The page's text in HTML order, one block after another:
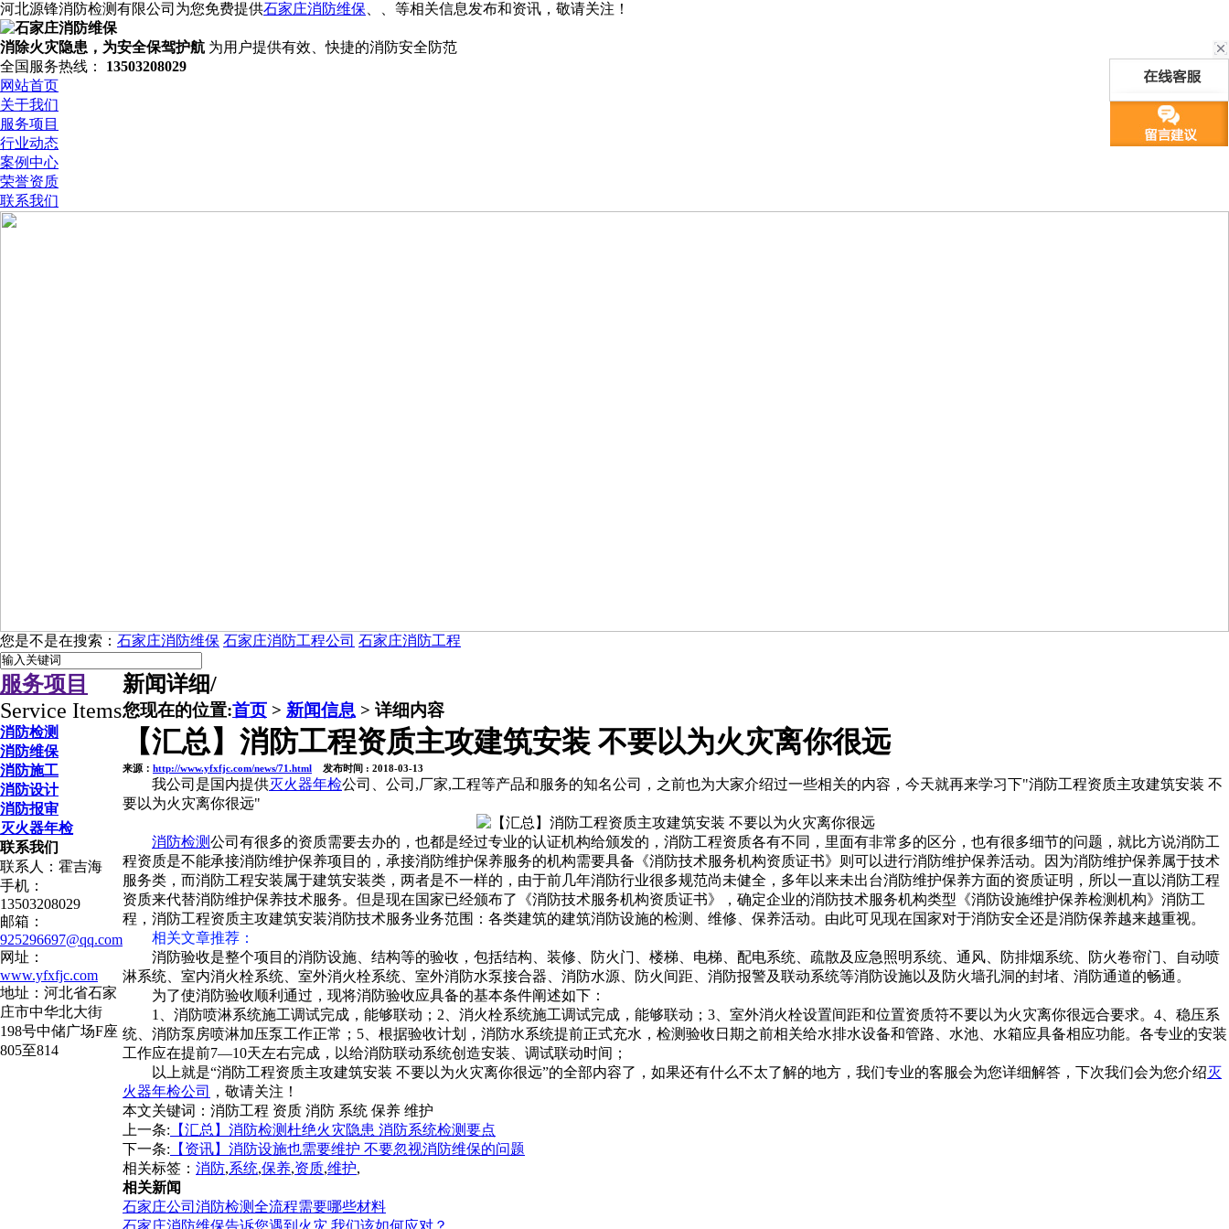
河北源锋消防检测有限公司为您免费提供石家庄消防维保 等相关信息发布和资讯，敬请关注！
消除火灾隐患，为安全保驾护航 为用户提供有效、快捷的消防安全防范
全国服务热线：
13503208029
网站首页
关于我们
服务项目
行业动态
案例中心
荣誉资质
联系我们
您是不是在搜索： 石家庄消防维保 石家庄消防工程公司 石家庄消防工程
服务项目
Service Items
消防检测
消防维保
消防施工
消防设计
消防报审
灭火器年检
联系我们
联系人：霍吉海
手机：
13503208029
邮箱：
925296697@qq.com
网址：
www.yfxfjc.com
地址：河北省石家
庄市中华北大街
198号中储广场F座
805至814
新闻详细/
您现在的位置:首页 > 新闻信息 > 详细内容
【汇总】消防工程资质主攻建筑安装 不要以为火灾离你很远
来源： http://www.yfxfjc.com/news/71.html 发布时间 : 2018-03-13
我公司是国内提供灭火器年检公司、公司,厂家,工程等产品和服务的知名公司，之前也为大家介绍过一些相关的内容，今天就再来学习下"消防工程资质主攻建筑安装 不
要以为火灾离你很远"
消防检测公司有很多的资质需要去办的，也都是经过专业的认证机构给颁发的，消防工程资质各有不同，里面有非常多的区分，也有很多细节的问题，就比方说消防工
程资质是不能承接消防维护保养项目的，承接消防维护保养服务的机构需要具备《消防技术服务机构资质证书》则可以进行消防维护保养活动。因为消防维护保养属于技术
服务类，而消防工程安装属于建筑安装类，两者是不一样的，由于前几年消防行业很多规范尚未健全，多年以来未出台消防维护保养方面的资质证明，所以一直以消防工程
资质来代替消防维护保养技术服务。但是现在国家已经颁布了《消防技术服务机构资质证书》，确定企业的消防技术服务机构类型《消防设施维护保养检测机构》消防工
程，消防工程资质主攻建筑安装消防技术服务业务范围：各类建筑的建筑消防设施的检测、维修、保养活动。由此可见现在国家对于消防安全还是消防保养越来越重视。
相关文章推荐：
消防验收是整个项目的消防设施、结构等的验收，包括结构、装修、防火门、楼梯、电梯、配电系统、疏散及应急照明系统、通风、防排烟系统、防火卷帘门、自动喷
淋系统、室内消火栓系统、室外消火栓系统、室外消防水泵接合器、消防水源、防火间距、消防报警及联动系统等消防设施以及防火墙孔洞的封堵、消防通道的畅通。
为了使消防验收顺利通过，现将消防验收应具备的基本条件阐述如下：
1、消防喷淋系统施工调试完成，能够联动；2、消火栓系统施工调试完成，能够联动；3、室外消火栓设置间距和位置资质符不要以为火灾离你很远合要求。4、稳压系
统、消防泵房喷淋加压泵工作正常；5、根据验收计划，消防水系统提前正式充水，检测验收日期之前相关给水排水设备和管路、水池、水箱应具备相应功能。各专业的安装
工作应在提前7—10天左右完成，以给消防联动系统创造安装、调试联动时间；
以上就是“消防工程资质主攻建筑安装 不要以为火灾离你很远”的全部内容了，如果还有什么不太了解的地方，我们专业的客服会为您详细解答，下次我们会为您介绍灭
火器年检公司
，敬请关注！
本文关键词： 消防工程 资质 消防 系统 保养 维护
上一条: 【汇总】消防检测杜绝火灾隐患 消防系统检测要点
下一条: 【资讯】消防设施也需要维护 不要忽视消防维保的问题
相关标签： 消防,系统,保养,资质,维护,
相关新闻
石家庄公司消防检测全流程需要哪些材料
石家庄消防维保告诉您遇到火灾 我们该如何应对？